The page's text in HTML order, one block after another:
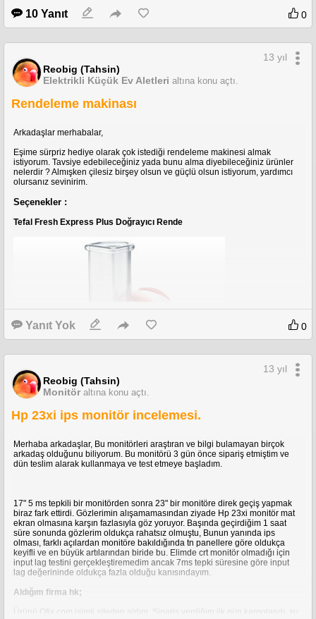
10 Yanıt 0
Reobig (Tahsin)
Elektrikli Küçük Ev Aletleri altına konu açtı.
13 yıl
Rendeleme makinası
Arkadaşlar merhabalar,
Eşime sürpriz hediye olarak çok istediği rendeleme makinesi almak
istiyorum. Tavsiye edebileceğiniz yada bunu alma diyebileceğiniz ürünler
nelerdir ? Almışken çilesiz birşey olsun ve güçlü olsun istiyorum, yardımcı
olursanız sevinirim.
Seçenekler :
Tefal Fresh Express Plus Doğrayıcı Rende
Philips HR1387 Viva Collection Salad Maker
Buradan
Yanıt Yok 0
Reobig (Tahsin)
Monitör altına konu açtı.
13 yıl
Hp 23xi ips monitör incelemesi.
Merhaba arkadaşlar, Bu monitörleri araştıran ve bilgi bulamayan birçok
arkadaş olduğunu biliyorum. Bu monitörü 3 gün önce sipariş etmiştim ve
dün teslim alarak kullanmaya ve test etmeye başladım.
17" 5 ms tepkili bir monitörden sonra 23" bir monitöre direk geçiş yapmak
biraz fark ettirdi. Gözlerimin alışamamasından ziyade Hp 23xi monitör mat
ekran olmasına karşın fazlasıyla göz yoruyor. Başında geçirdiğim 1 saat
süre sonunda gözlerim oldukça rahatsız olmuştu, Bunun yanında ips
olması, farklı açılardan monitöre bakıldığında tn panellere göre oldukça
keyifli ve en büyük artılarından biride bu. Elimde crt monitör olmadığı için
input lag testini gerçekleştiremedim ancak 7ms tepki süresine göre input
lag değerininde oldukça fazla olduğu kanısındayım.
Aldığım firma hk;